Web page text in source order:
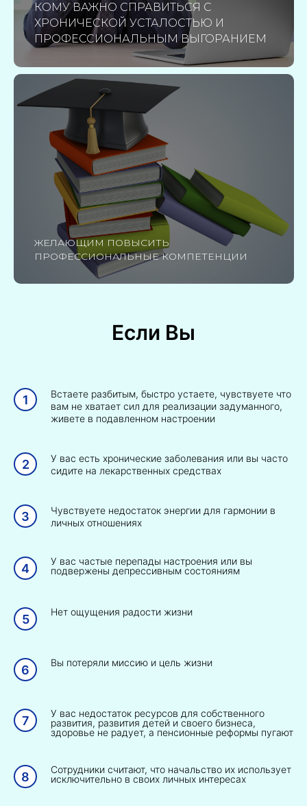
КОМУ ВАЖНО СПРАВИТЬСЯ С
ХРОНИЧЕСКОЙ УСТАЛОСТЬЮ И
ПРОФЕССИОНАЛЬНЫМ ВЫГОРАНИЕМ
ЖЕЛАЮЩИМ ПОВЫСИТЬ
ПРОФЕССИОНАЛЬНЫЕ КОМПЕТЕНЦИИ
Если Вы
Встаете разбитым, быстро устаете, чувствуете что
вам не хватает сил для реализации задуманного,
живете в подавленном настроении
У вас есть хронические заболевания или вы часто
сидите на лекарственных средствах
Чувствуете недостаток энергии для гармонии в
личных отношениях
У вас частые перепады настроения или вы
подвержены депрессивным состояниям
Нет ощущения радости жизни
Вы потеряли миссию и цель жизни
У вас недостаток ресурсов для собственного
развития, развития детей и своего бизнеса,
здоровье не радует, а пенсионные реформы пугают
Сотрудники считают, что начальство их использует
исключительно в своих личных интересах